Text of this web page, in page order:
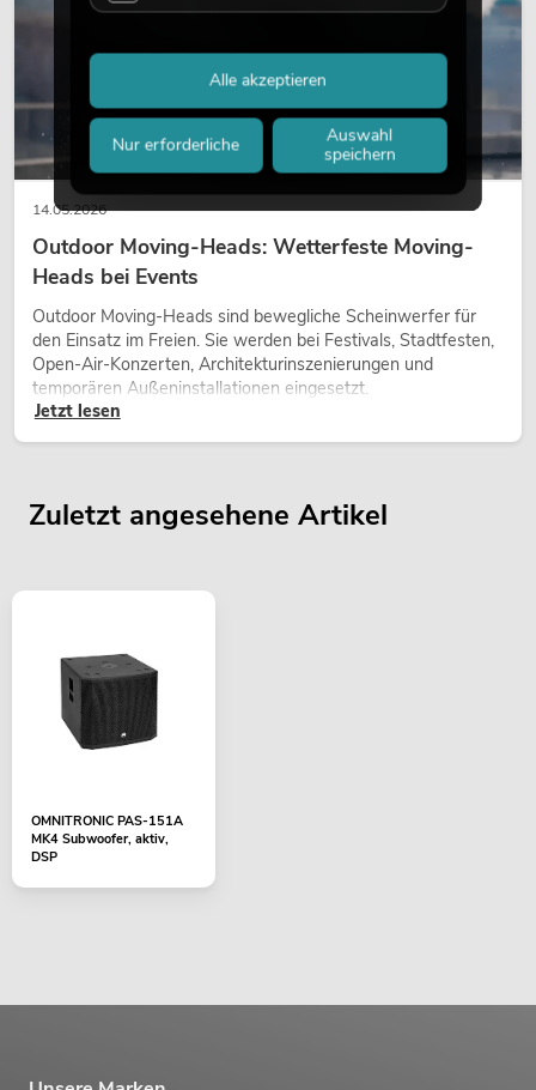
14.05.2026
Outdoor Moving-Heads: Wetterfeste Moving-
Heads bei Events
Outdoor Moving-Heads sind bewegliche Scheinwerfer für
den Einsatz im Freien. Sie werden bei Festivals, Stadtfesten,
Open-Air-Konzerten, Architekturinszenierungen und
temporären Außeninstallationen eingesetzt.
Jetzt lesen
Zuletzt angesehene Artikel
OMNITRONIC PAS-151A
MK4 Subwoofer, aktiv,
DSP
Nur erforderliche
Auswahl
speichern
Alle akzeptieren